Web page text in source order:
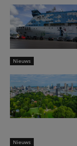
Nieuws
Nieuws